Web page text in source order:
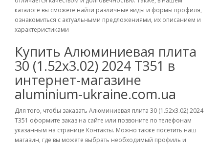
каталоге вы сможете найти различные виды и формы профиля,
ознакомиться с актуальными предложениями, их описанием и
характеристиками
Купить Алюминиевая плита
30 (1.52х3.02) 2024 T351 в
интернет-магазине
aluminium-ukraine.com.ua
Для того, чтобы заказать Алюминиевая плита 30 (1.52х3.02) 2024
T351 оформите заказ на сайте или позвоните по телефонам
указанным на странице Контакты. Можно также посетить наш
магазин, где вы можете выбрать необходимый профиль и